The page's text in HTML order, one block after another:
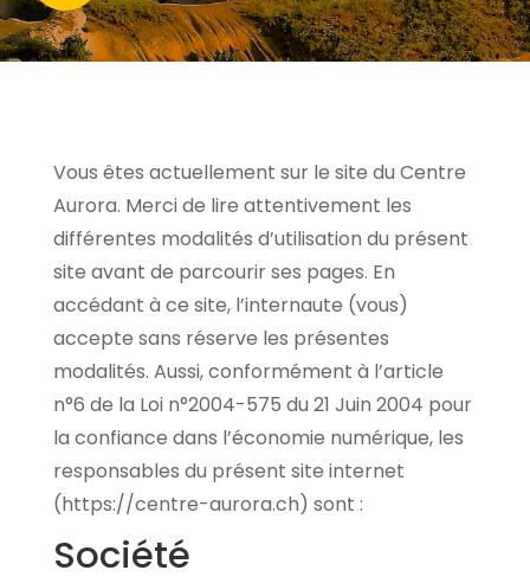
Vous êtes actuellement sur le site du Centre
Aurora. Merci de lire attentivement les
différentes modalités d’utilisation du présent
site avant de parcourir ses pages. En
accédant à ce site, l’internaute (vous)
accepte sans réserve les présentes
modalités. Aussi, conformément à l’article
n°6 de la Loi n°2004-575 du 21 Juin 2004 pour
la confiance dans l’économie numérique, les
responsables du présent site internet
(https://centre-aurora.ch) sont :
Société